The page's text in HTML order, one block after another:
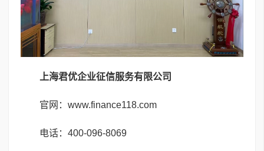
上海君优企业征信服务有限公司
官网：www.finance118.com
电话：400-096-8069